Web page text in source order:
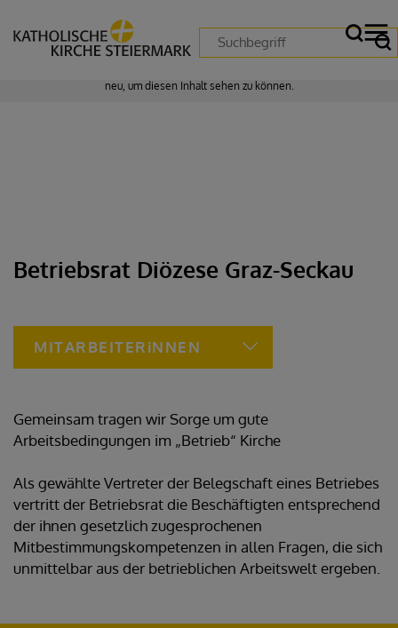
Zustimmung erforderlich!
neu, um diesen Inhalt sehen zu können.
Betriebsrat Diözese Graz-Seckau
MITARBEITERiNNEN
Gemeinsam tragen wir Sorge um gute
Arbeitsbedingungen im „Betrieb“ Kirche
Als gewählte Vertreter der Belegschaft eines Betriebes
vertritt der Betriebsrat die Beschäftigten entsprechend
der ihnen gesetzlich zugesprochenen
Mitbestimmungskompetenzen in allen Fragen, die sich
unmittelbar aus der betrieblichen Arbeitswelt ergeben.